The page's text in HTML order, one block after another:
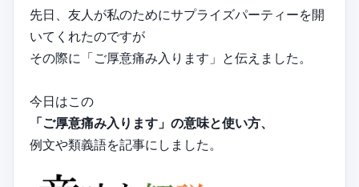
先日、友人が私のためにサプライズパーティーを開
いてくれたのですが
その際に「ご厚意痛み入ります」と伝えました。
今日はこの
「ご厚意痛み入ります」の意味と使い方、
例文や類義語を記事にしました。